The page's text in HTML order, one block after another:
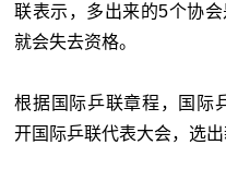
联表示，多出来的5个协
就会失去资格。
根据国际乒联章程，国际
开国际乒联代表大会，选